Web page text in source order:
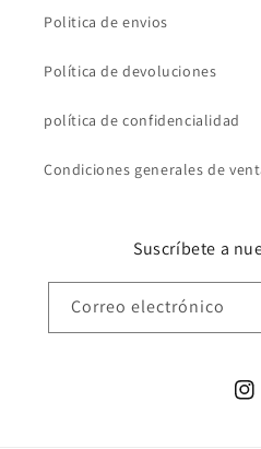
Politica de envios
Política de devoluciones
política de confidencialidad
Condiciones generales de
Suscríbete a
Correo electrónico